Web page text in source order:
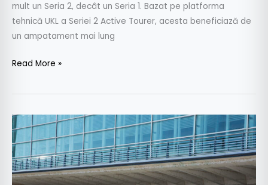
mult un Seria 2, decât un Seria 1. Bazat pe platforma
tehnică UKL a Seriei 2 Active Tourer, acesta beneficiază de
un ampatament mai lung
Read More »
BMW
Seria
1
si
Seria